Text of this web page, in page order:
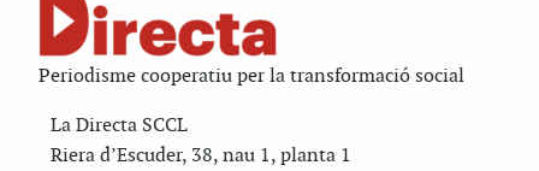
Periodisme cooperatiu per la transformació social
La Directa SCCL
Riera d’Escuder, 38, nau 1, planta 1